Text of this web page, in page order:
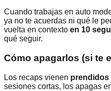
Cuando trabajas en auto
ya no te acuerdas ni qué le
vuelta en contexto en 10
qué seguir.
Cómo apagarlos (si te
Los recaps vienen prendidos
sesiones cortas, los apagas